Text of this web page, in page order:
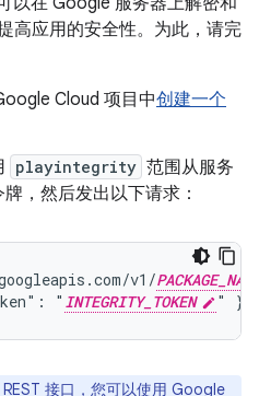
高应用的安全性。为此，请完
Cloud 项目中创建一个
playintegrity 范围从服务
，然后发出以下请求：
v1/
" INTEGRITY_TOKEN " }'
接口，您可以使用 Google